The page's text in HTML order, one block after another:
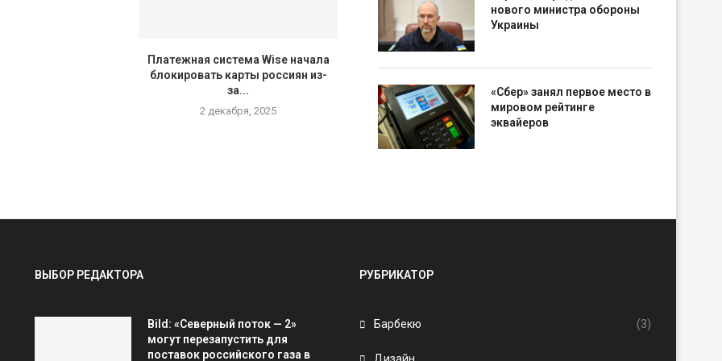
Платежная система Wise начала
блокировать карты россиян из-
за...
2 декабря, 2025
нового министра обороны
Украины
«Сбер» занял первое место в
мировом рейтинге
эквайеров
ВЫБОР РЕДАКТОРА
Bild: «Северный поток — 2»
могут перезапустить для
поставок российского газа в
РУБРИКАТОР
Барбекю (3)